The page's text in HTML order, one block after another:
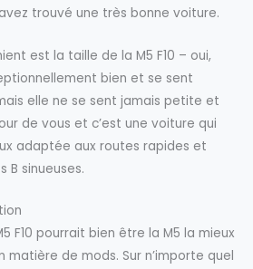
trouvé une très bonne voiture.
est la taille de la M5 F10 – oui,
bien et se sent
elle ne se sent jamais petite et
de vous et c’est une voiture qui
adaptée aux routes rapides et
B sinueuses.
F10 pourrait bien être la M5 la mieux
matière de mods. Sur n’importe quel